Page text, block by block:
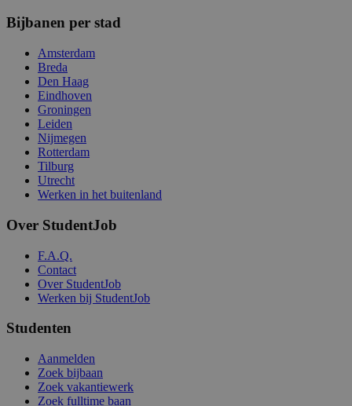
Bijbanen per stad
Amsterdam
Breda
Den Haag
Eindhoven
Groningen
Leiden
Nijmegen
Rotterdam
Tilburg
Utrecht
Werken in het buitenland
Over StudentJob
F.A.Q.
Contact
Over StudentJob
Werken bij StudentJob
Studenten
Aanmelden
Zoek bijbaan
Zoek vakantiewerk
Zoek fulltime baan